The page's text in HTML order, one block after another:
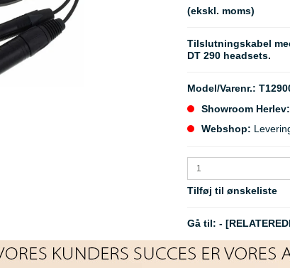
(ekskl. moms)
Tilslutningskabel
DT 290 headsets.
Model/Varenr.:
Showroom Herlev:
Webshop:
Tilføj til ønskeliste
Gå til: -